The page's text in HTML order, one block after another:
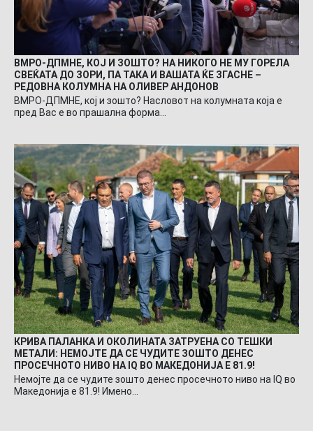
ВМРО-ДПМНЕ, КОЈ И ЗОШТО? НА НИКОГО НЕ МУ ГОРЕЛА
СВЕЌАТА ДО ЗОРИ, ПА ТАКА И ВАШАТА ЌЕ ЗГАСНЕ –
РЕДОВНА КОЛУМНА НА ОЛИВЕР АНДОНОВ
ВМРО-ДПМНЕ, кој и зошто? Насловот на колумната која е
пред Вас е во прашална форма…
КРИВА ПАЛАНКА И ОКОЛИНАТА ЗАТРУЕНА СО ТЕШКИ
МЕТАЛИ: НЕМОЈТЕ ДА СЕ ЧУДИТЕ ЗОШТО ДЕНЕС
ПРОСЕЧНОТО НИВО НА IQ ВО МАКЕДОНИЈА Е 81.9!
Немојте да се чудите зошто денес просечното ниво на IQ во
Македонија е 81.9! Имено…